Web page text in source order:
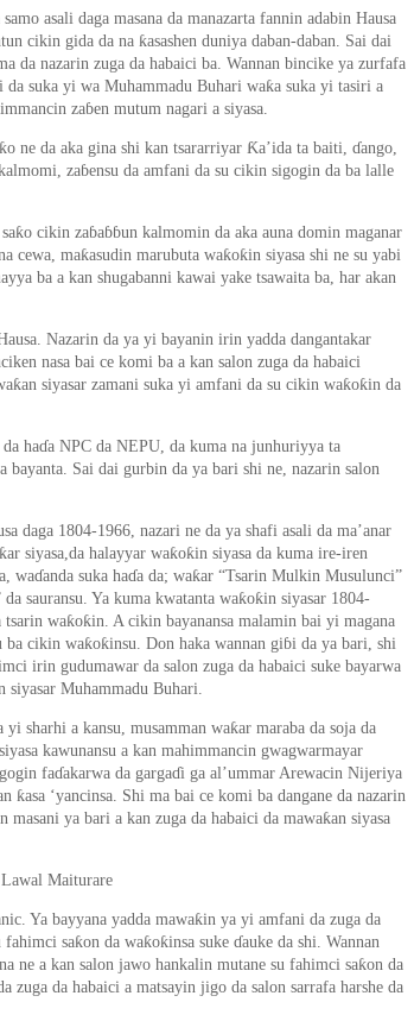
asali daga masana da manazarta fannin adabin Hausa
cikin gida da na ƙasashen duniya daban-daban. Sai dai
da nazarin zuga da habaici ba. Wannan bincike ya zurfafa
da suka yi wa Muhammadu Buhari waƙa suka yi tasiri a
zaɓen mutum nagari a siyasa.
ƙo ne da aka gina shi kan tsararriyar Ƙa’ida ta baiti, ɗango,
zaɓensu da amfani da su cikin sigogin da ba lalle
ƙo cikin zaɓaɓɓun kalmomin da aka auna domin maganar
cewa, maƙasudin marubuta waƙoƙin siyasa shi ne su yabi
ba a kan shugabanni kawai yake tsawaita ba, har akan
Nazarin da ya yi bayanin irin yadda dangantakar
nasa bai ce komi ba a kan salon zuga da habaici
ƙan siyasar zamani suka yi amfani da su cikin waƙoƙin da
haɗa NPC da NEPU, da kuma na junhuriyya ta
bayanta. Sai dai gurbin da ya bari shi ne, nazarin salon
daga 1804-1966, nazari ne da ya shafi asali da ma’anar
ƙar siyasa,da halayyar waƙoƙin siyasa da kuma ire-iren
waɗanda suka haɗa da; waƙar “Tsarin Mulkin Musulunci”
da sauransu. Ya kuma kwatanta waƙoƙin siyasar 1804-
tsarin waƙoƙin. A cikin bayanansa malamin bai yi magana
ba cikin waƙoƙinsu. Don haka wannan giɓi da ya bari, shi
irin gudumawar da salon zuga da habaici suke bayarwa
siyasar Muhammadu Buhari.
sharhi a kansu, musamman waƙar maraba da soja da
kawunansu a kan mahimmancin gwagwarmayar
faɗakarwa da gargaɗi ga al’ummar Arewacin Nijeriya
ƙasa ‘yancinsa. Shi ma bai ce komi ba dangane da nazarin
masani ya bari a kan zuga da habaici da mawaƙan siyasa
Maiturare
Ya bayyana yadda mawaƙin ya yi amfani da zuga da
fahimci saƙon da waƙoƙinsa suke ɗauke da shi. Wannan
ne a kan salon jawo hankalin mutane su fahimci saƙon da
zuga da habaici a matsayin jigo da salon sarrafa harshe da